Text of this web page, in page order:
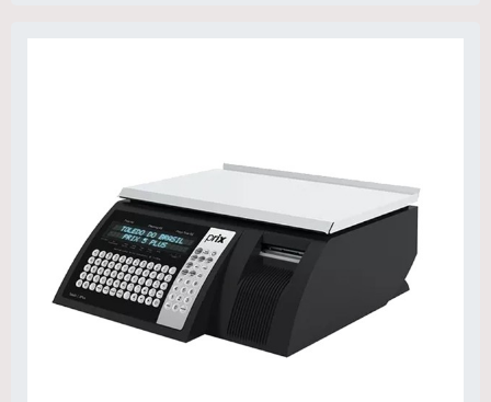
aplicações de pesagem. Plataforma de
Pesagem: Disponível em tamanhos de 20x20
cm a 70x70 cm, fabricada em aço carbono
para ambientes industriais padrão ou em
aço inoxidável para ambientes que
requerem limpeza frequente ou são
susceptíveis à corrosão. Conectividade:
Equipada com interfaces RS-232 para